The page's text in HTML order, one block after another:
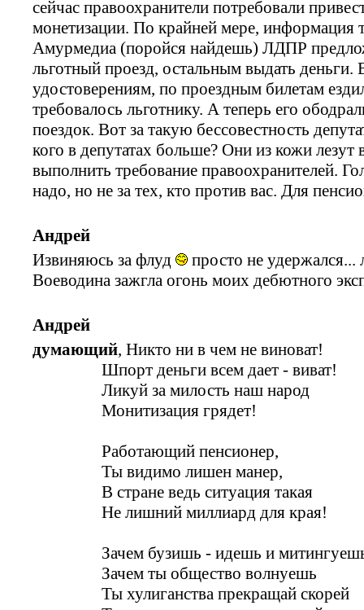
сейчас правоохранители потребовали
монетизации. По крайней мере, информация
Амурмедиа (поройся найдешь) ЛДПР
льготный проезд, остальным выдать
удостоверениям, по проездным билетам
требовалось льготнику. А теперь его
поездок. Вот за такую бессовестность
кого в депутатах больше? Они из кожи
выполнить требование правоохранителей.
надо, но не за тех, кто против вас. Для
Андрей
Извиняюсь за флуд
просто не удержался...
Воеводина зажгла огонь моих дебютного
Андрей
думающий, Никто ни в чем не виноват!
Шпорт деньги всем дает - виват!
Ликуй за милость наш народ
Монитизация грядет!
Работающий пенсионер,
Ты видимо лишен манер,
В стране ведь ситуация такая
Не лишний миллиард для края!
Зачем бузишь - идешь и
Зачем ты общество волнуешь
Ты хулиганства прекращай скорей